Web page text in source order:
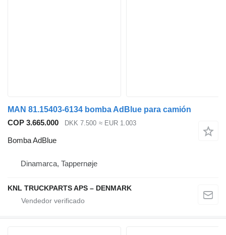
MAN 81.15403-6134 bomba AdBlue para camión
COP 3.665.000
DKK 7.500 ≈ EUR 1.003
Bomba AdBlue
Dinamarca, Tappernøje
KNL TRUCKPARTS APS – DENMARK